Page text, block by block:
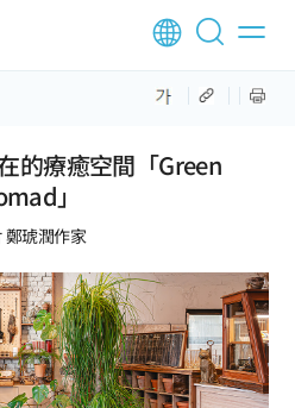
的療癒空間「Green
」
鄭琥潤作家